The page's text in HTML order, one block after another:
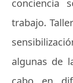
conciencia
trabajo.
algunas de